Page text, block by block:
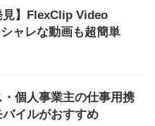
見】FlexClip Video
ャレな動画も超簡単
個人事業主の仕事用携
イルがおすすめ